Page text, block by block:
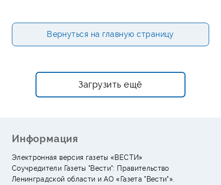
Вернуться на главную страницу
Загрузить ещё
Информация
Электронная версия газеты «ВЕСТИ»
Соучредители Газеты "Вести": Правительство
Ленинградской области и АО «Газета "Вести"».